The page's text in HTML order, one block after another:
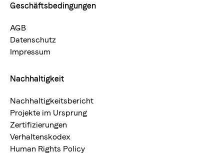
Geschäftsbedingungen
AGB
Datenschutz
Impressum
Nachhaltigkeit
Nachhaltigkeitsbericht
Projekte im Ursprung
Zertifizierungen
Verhaltenskodex
Human Rights Policy